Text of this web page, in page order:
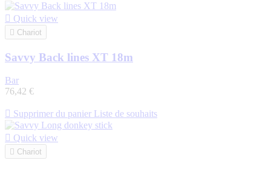
 Quick view
 Chariot
Savvy Back lines XT 18m
Bar
76,42 €
 Supprimer du panier Liste de souhaits
 Quick view
 Chariot